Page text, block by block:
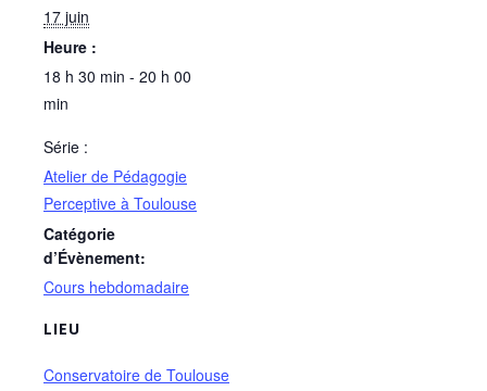
17 juin
Heure :
18 h 30 min - 20 h 00
min
Série :
Atelier de Pédagogie
Perceptive à Toulouse
Catégorie
d’Évènement:
Cours hebdomadaire
LIEU
Conservatoire de Toulouse